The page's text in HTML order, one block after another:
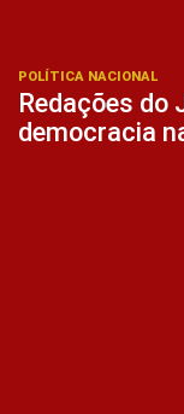
POLÍTICA NACIONAL
Redações do
democracia